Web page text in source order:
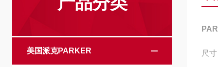
美国派克PARKER 尺